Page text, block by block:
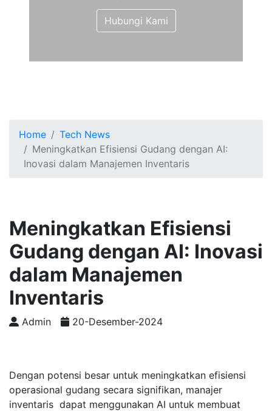
Hubungi Kami
Home
Tech News
Meningkatkan Efisiensi Gudang dengan AI:
Inovasi dalam Manajemen Inventaris
Meningkatkan Efisiensi
Gudang dengan AI: Inovasi
dalam Manajemen
Inventaris
Admin 20-Desember-2024
Dengan potensi besar untuk meningkatkan efisiensi
operasional gudang secara signifikan, manajer
inventaris dapat menggunakan AI untuk membuat